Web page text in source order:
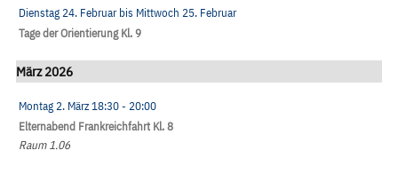
Dienstag 24. Februarbis Mittwoch 25. Februar
Tage der Orientierung Kl. 9
März 2026
Montag 2. März18:30- 20:00
Elternabend Frankreichfahrt Kl. 8
Raum 1.06